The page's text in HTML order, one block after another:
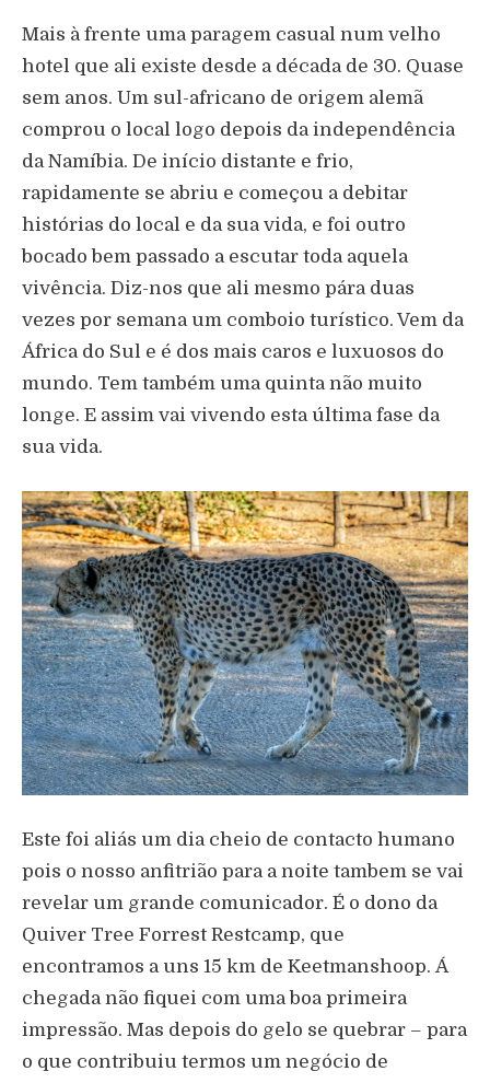
Mais àfrente uma paragem casual num velho
hotel que ali existe desde a década de 30. Quase
sem anos. Um sul-africano de origem alemã
comprou o local logo depois da independência
da Namíbia. De início distante e frio,
rapidamente se abriu e começou a debitar
histórias do local e da sua vida, e foi outro
bocado bem passado a escutar toda aquela
vivência. Diz-nos que ali mesmo pára duas
vezes por semana um comboio turístico. Vem da
África do Sul e é dos mais caros e luxuosos do
mundo. Tem também uma quinta não muito
longe. E assim vai vivendo esta última fase da
sua vida.
Este foi aliás um dia cheio de contacto humano
pois o nosso anfitrião para a noite tambem se vai
revelar um grande comunicador. É o dono da
Quiver Tree Forrest Restcamp, que
encontramos a uns 15 km de Keetmanshoop. Á
chegada não fiquei com uma boa primeira
impressão. Mas depois do gelo se quebrar – para
o que contribuiu termos um negócio de